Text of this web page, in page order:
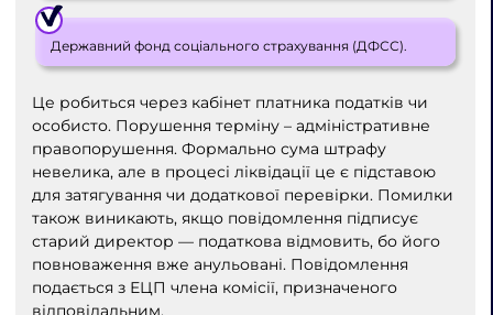
Державний фонд соціального страхування (ДФСС).
Це робиться через кабінет платника податків чи
особисто. Порушення терміну – адміністративне
правопорушення. Формально сума штрафу
невелика, але в процесі ліквідації це є підставою
для затягування чи додаткової перевірки. Помилки
також виникають, якщо повідомлення підписує
старий директор — податкова відмовить, бо його
повноваження вже анульовані. Повідомлення
подається з ЕЦП члена комісії, призначеного
відповідальним.